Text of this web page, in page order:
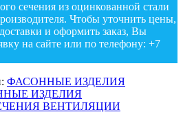
сечения из оцинкованной стали
Чтобы уточнить цены,
и оформить заказ, Вы
на сайте или по телефону: +7
ФАСОННЫЕ ИЗДЕЛИЯ
ИЗДЕЛИЯ
ВЕНТИЛЯЦИИ